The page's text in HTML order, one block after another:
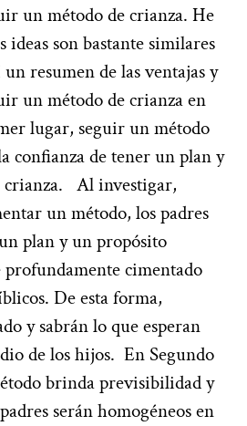
un método de crianza. He
ideas son bastante similares
resumen de las ventajas y
un método de crianza en
lugar, seguir un método
confianza de tener unplany
crianza. Al investigar,
un método, los padres
plany un propósito
profundamente cimentado
. De esta forma,
y sabrán lo que esperan
de loshijos. En Segundo
todo brinda previsibilidad y
serán homogéneosen